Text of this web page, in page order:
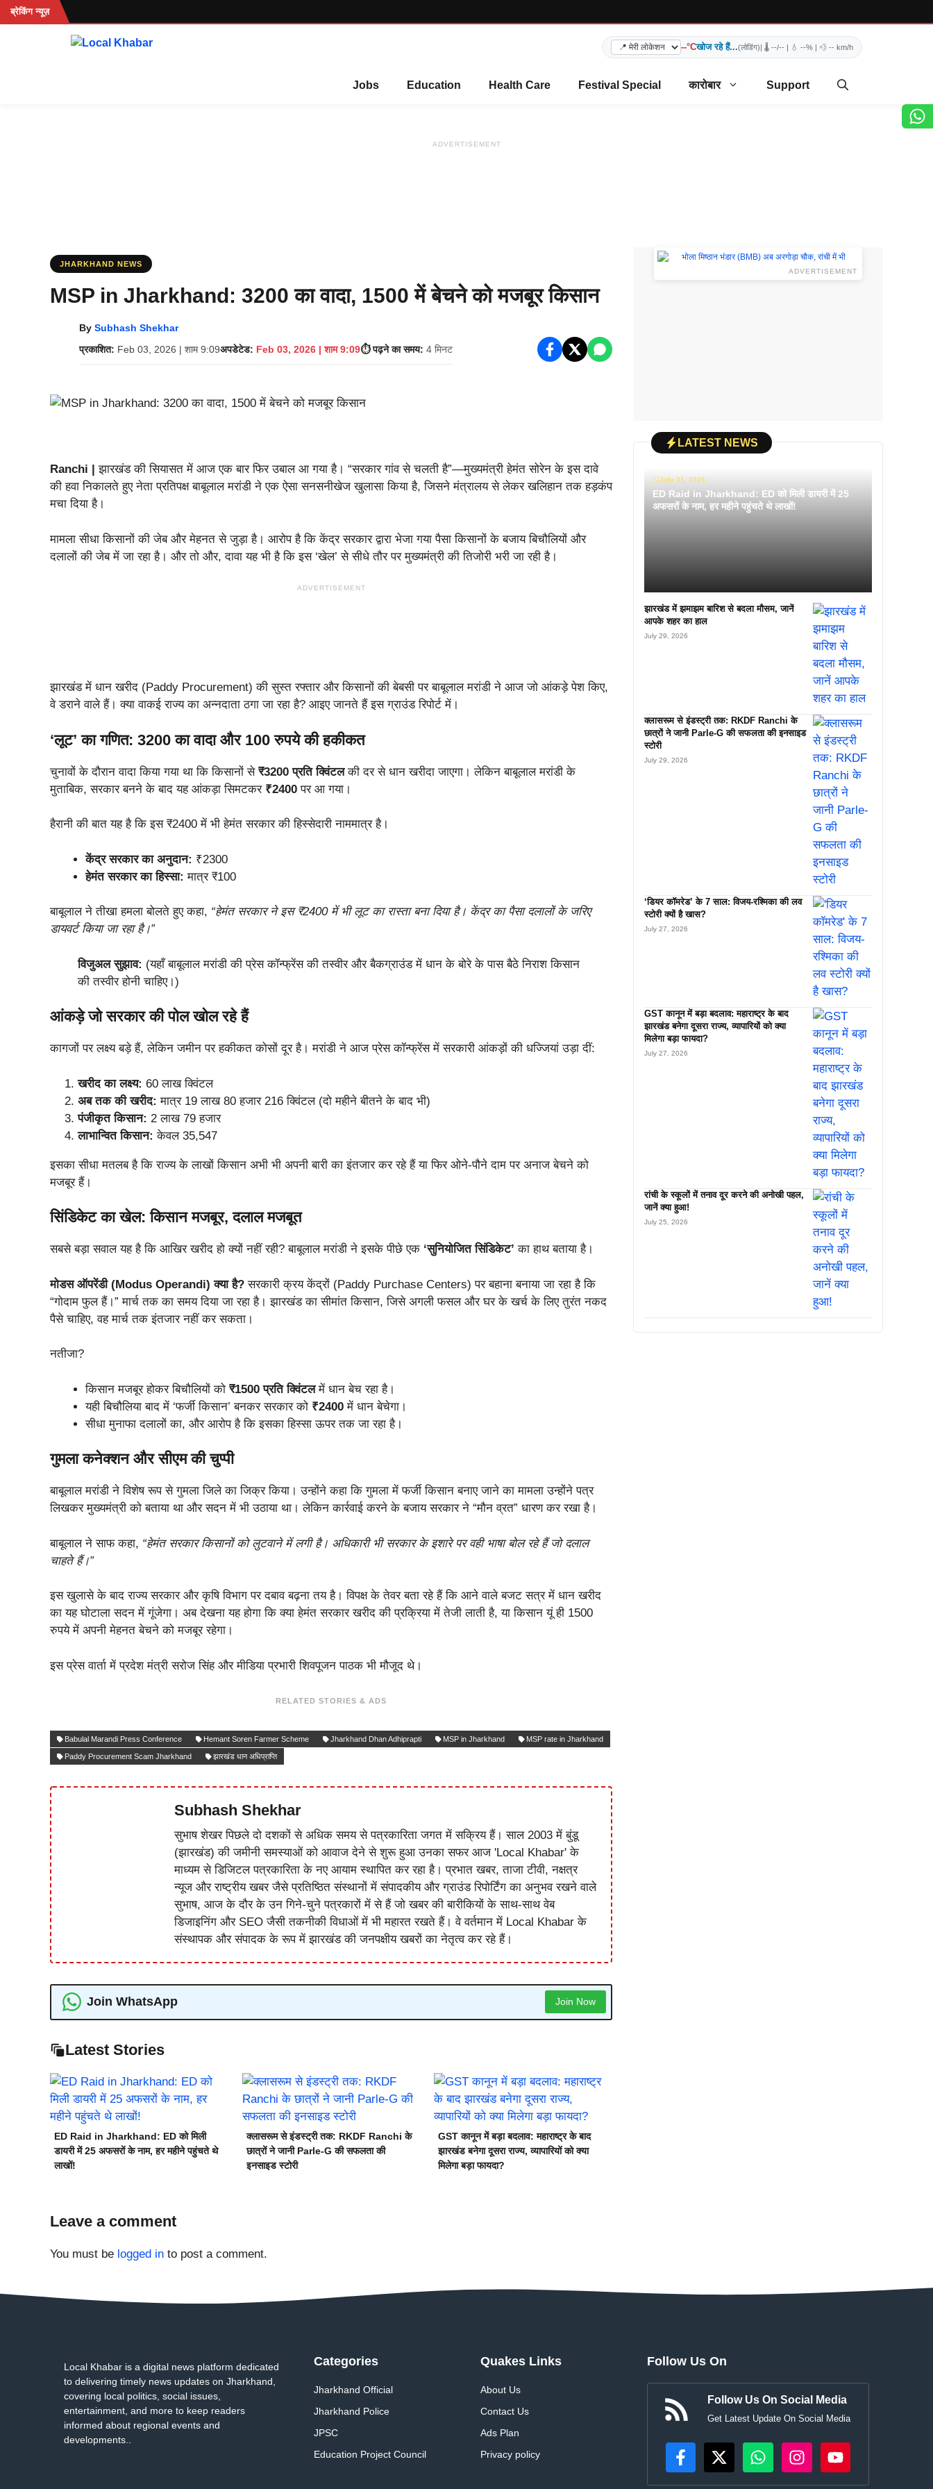
Skip
to
ब्रेकिंग न्यूज़
--°Cखोज रहे हैं...(लोडिंग)| 🌡️ --/-- | 💧 --% | 💨 -- km/h
Jobs Education Health Care Festival Special कारोबार Support
ADVERTISEMENT
JHARKHAND NEWS
MSP in Jharkhand: 3200 का वादा, 1500 में बेचने को मजबूर किसान
By Subhash Shekhar
प्रकाशित: Feb 03, 2026 | शाम 9:09अपडेटेड: Feb 03, 2026 | शाम 9:09⏱️ पढ़ने का समय: 4 मिनट
Ranchi | झारखंड की सियासत में आज एक बार फिर उबाल आ गया है। “सरकार गांव से चलती है”—मुख्यमंत्री हेमंत सोरेन के इस दावे
की हवा निकालते हुए नेता प्रतिपक्ष बाबूलाल मरांडी ने एक ऐसा सनसनीखेज खुलासा किया है, जिसने मंत्रालय से लेकर खलिहान तक हड़कंप
मचा दिया है।
मामला सीधा किसानों की जेब और मेहनत से जुड़ा है। आरोप है कि केंद्र सरकार द्वारा भेजा गया पैसा किसानों के बजाय बिचौलियों और
दलालों की जेब में जा रहा है। और तो और, दावा यह भी है कि इस ‘खेल’ से सीधे तौर पर मुख्यमंत्री की तिजोरी भरी जा रही है।
ADVERTISEMENT
झारखंड में धान खरीद (Paddy Procurement) की सुस्त रफ्तार और किसानों की बेबसी पर बाबूलाल मरांडी ने आज जो आंकड़े पेश किए,
वे डराने वाले हैं। क्या वाकई राज्य का अन्नदाता ठगा जा रहा है? आइए जानते हैं इस ग्राउंड रिपोर्ट में।
‘लूट’ का गणित: 3200 का वादा और 100 रुपये की हकीकत
चुनावों के दौरान वादा किया गया था कि किसानों से ₹3200 प्रति क्विंटलकी दर से धान खरीदा जाएगा। लेकिन बाबूलाल मरांडी के
मुताबिक, सरकार बनने के बाद यह आंकड़ा सिमटकर ₹2400 पर आ गया।
हैरानी की बात यह है कि इस ₹2400 में भी हेमंत सरकार की हिस्सेदारी नाममात्र है।
केंद्र सरकार का अनुदान: ₹2300
हेमंत सरकार का हिस्सा: मात्र ₹100
बाबूलाल ने तीखा हमला बोलते हुए कहा, “हेमंत सरकार ने इस ₹2400 में भी लूट का रास्ता बना दिया है। केंद्र का पैसा दलालों के जरिए
डायवर्ट किया जा रहा है।”
विजुअल सुझाव: (यहाँ बाबूलाल मरांडी की प्रेस कॉन्फ्रेंस की तस्वीर और बैकग्राउंड में धान के बोरे के पास बैठे निराश किसान
की तस्वीर होनी चाहिए।)
आंकड़े जो सरकार की पोल खोल रहे हैं
कागजों पर लक्ष्य बड़े हैं, लेकिन जमीन पर हकीकत कोसों दूर है। मरांडी ने आज प्रेस कॉन्फ्रेंस में सरकारी आंकड़ों की धज्जियां उड़ा दीं:
खरीद का लक्ष्य: 60 लाख क्विंटल
अब तक की खरीद: मात्र 19 लाख 80 हजार 216 क्विंटल (दो महीने बीतने के बाद भी)
पंजीकृत किसान: 2 लाख 79 हजार
लाभान्वित किसान: केवल 35,547
इसका सीधा मतलब है कि राज्य के लाखों किसान अभी भी अपनी बारी का इंतजार कर रहे हैं या फिर ओने-पौने दाम पर अनाज बेचने को
मजबूर हैं।
सिंडिकेट का खेल: किसान मजबूर, दलाल मजबूत
सबसे बड़ा सवाल यह है कि आखिर खरीद हो क्यों नहीं रही? बाबूलाल मरांडी ने इसके पीछे एक ‘सुनियोजित सिंडिकेट’ का हाथ बताया है।
मोडस ऑपरेंडी (Modus Operandi) क्या है? सरकारी क्रय केंद्रों (Paddy Purchase Centers) पर बहाना बनाया जा रहा है कि
“गोदाम फुल हैं।” मार्च तक का समय दिया जा रहा है। झारखंड का सीमांत किसान, जिसे अगली फसल और घर के खर्च के लिए तुरंत नकद
पैसे चाहिए, वह मार्च तक इंतजार नहीं कर सकता।
नतीजा?
किसान मजबूर होकर बिचौलियों को ₹1500 प्रति क्विंटलमें धान बेच रहा है।
यही बिचौलिया बाद में ‘फर्जी किसान’ बनकर सरकार को ₹2400 में धान बेचेगा।
सीधा मुनाफा दलालों का, और आरोप है कि इसका हिस्सा ऊपर तक जा रहा है।
गुमला कनेक्शन और सीएम की चुप्पी
बाबूलाल मरांडी ने विशेष रूप से गुमला जिले का जिक्र किया। उन्होंने कहा कि गुमला में फर्जी किसान बनाए जाने का मामला उन्होंने पत्र
लिखकर मुख्यमंत्री को बताया था और सदन में भी उठाया था। लेकिन कार्रवाई करने के बजाय सरकार ने “मौन व्रत” धारण कर रखा है।
बाबूलाल ने साफ कहा, “हेमंत सरकार किसानों को लुटवाने में लगी है। अधिकारी भी सरकार के इशारे पर वही भाषा बोल रहे हैं जो दलाल
चाहते हैं।”
इस खुलासे के बाद राज्य सरकार और कृषि विभाग पर दबाव बढ़ना तय है। विपक्ष के तेवर बता रहे हैं कि आने वाले बजट सत्र में धान खरीद
का यह घोटाला सदन में गूंजेगा। अब देखना यह होगा कि क्या हेमंत सरकार खरीद की प्रक्रिया में तेजी लाती है, या किसान यूं ही 1500
रुपये में अपनी मेहनत बेचने को मजबूर रहेगा।
इस प्रेस वार्ता में प्रदेश मंत्री सरोज सिंह और मीडिया प्रभारी शिवपूजन पाठक भी मौजूद थे।
RELATED STORIES & ADS
Babulal Marandi Press Conference Hemant Soren Farmer Scheme Jharkhand Dhan Adhiprapti MSP in Jharkhand MSP rate in Jharkhand
Paddy Procurement Scam Jharkhand झारखंड धान अधिप्राप्ति
Subhash Shekhar
सुभाष शेखर पिछले दो दशकों से अधिक समय से पत्रकारिता जगत में सक्रिय हैं। साल 2003 में बुंडू
(झारखंड) की जमीनी समस्याओं को आवाज देने से शुरू हुआ उनका सफर आज 'Local Khabar' के
माध्यम से डिजिटल पत्रकारिता के नए आयाम स्थापित कर रहा है। प्रभात खबर, ताजा टीवी, नक्षत्र
न्यूज और राष्ट्रीय खबर जैसे प्रतिष्ठित संस्थानों में संपादकीय और ग्राउंड रिपोर्टिंग का अनुभव रखने वाले
सुभाष, आज के दौर के उन गिने-चुने पत्रकारों में से हैं जो खबर की बारीकियों के साथ-साथ वेब
डिजाइनिंग और SEO जैसी तकनीकी विधाओं में भी महारत रखते हैं। वे वर्तमान में Local Khabar के
संस्थापक और संपादक के रूप में झारखंड की जनपक्षीय खबरों का नेतृत्व कर रहे हैं।
Join WhatsApp Join Now
Latest Stories
ED Raid in Jharkhand: ED को मिली
डायरी में 25 अफसरों के नाम, हर महीने पहुंचते थे
लाखों!
क्लासरूम से इंडस्ट्री तक: RKDF Ranchi के
छात्रों ने जानी Parle-G की सफलता की
इनसाइड स्टोरी
GST कानून में बड़ा बदलाव: महाराष्ट्र के बाद
झारखंड बनेगा दूसरा राज्य, व्यापारियों को क्या
मिलेगा बड़ा फायदा?
Leave a comment
You must be logged in to post a comment.
ADVERTISEMENT
LATEST NEWS
July 31, 2026
ED Raid in Jharkhand: ED को मिली डायरी में 25
अफसरों के नाम, हर महीने पहुंचते थे लाखों!
झारखंड में झमाझम बारिश से बदला मौसम, जानें
आपके शहर का हाल
July 29, 2026
क्लासरूम से इंडस्ट्री तक: RKDF Ranchi के
छात्रों ने जानी Parle-G की सफलता की इनसाइड
स्टोरी
July 29, 2026
‘डियर कॉमरेड’ के 7 साल: विजय-रश्मिका की लव
स्टोरी क्यों है खास?
July 27, 2026
GST कानून में बड़ा बदलाव: महाराष्ट्र के बाद
झारखंड बनेगा दूसरा राज्य, व्यापारियों को क्या
मिलेगा बड़ा फायदा?
July 27, 2026
रांची के स्कूलों में तनाव दूर करने की अनोखी पहल,
जानें क्या हुआ!
July 25, 2026
Local Khabar is a digital news platform dedicated
to delivering timely news updates on Jharkhand,
covering local politics, social issues,
entertainment, and more to keep readers
informed about regional events and
developments..
Categories
Jharkhand Official
Jharkhand Police
JPSC
Education Project Council
Quakes Links
About Us
Contact Us
Ads Plan
Privacy policy
Follow Us On
Follow Us On Social Media
Get Latest Update On Social Media